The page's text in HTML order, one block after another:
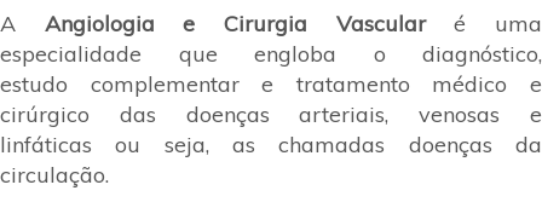
A Angiologia e Cirurgia Vascularé uma
especialidade que engloba o diagnóstico,
estudo complementar e tratamento médico e
cirúrgico das doenças arteriais, venosas e
linfáticas ou seja, as chamadas doenças da
circulação.